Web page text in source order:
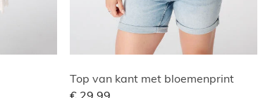
Top van kant met bloemenprint